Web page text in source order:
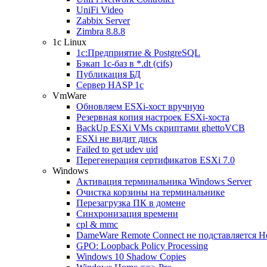
UniFi Video
Zabbix Server
Zimbra 8.8.8
1c Linux
1с:Предприятие & PostgreSQL
Бэкап 1с-баз в *.dt (cifs)
Публикация БД
Сервер HASP 1c
VmWare
Обновляем ESXi-хост вручную
Резервная копия настроек ESXi-хоста
BackUp ESXi VMs скриптами ghettoVCB
ESXi не видит диск
Failed to get udev uid
Перегенерация сертификатов ESXi 7.0
Windows
Активация терминальника Windows Server
Очистка корзины на терминальнике
Перезагрузка ПК в домене
Синхронизация времени
cpl & mmc
DameWare Remote Connect не подставляется
GPO: Loopback Policy Processing
Windows 10 Shadow Copies